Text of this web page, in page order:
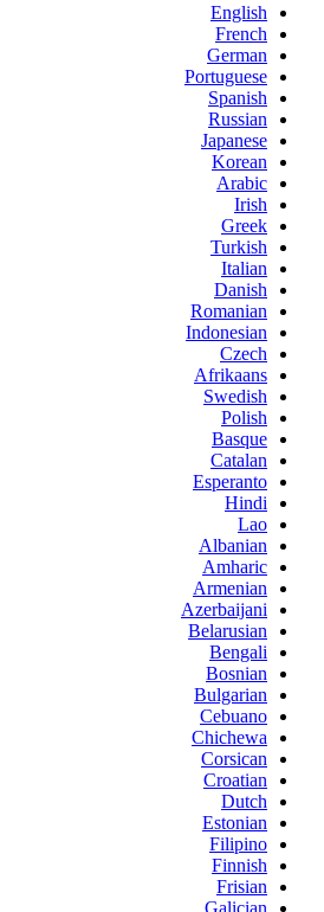
English
French
German
Portuguese
Spanish
Russian
Japanese
Korean
Arabic
Irish
Greek
Turkish
Italian
Danish
Romanian
Indonesian
Czech
Afrikaans
Swedish
Polish
Basque
Catalan
Esperanto
Hindi
Lao
Albanian
Amharic
Armenian
Azerbaijani
Belarusian
Bengali
Bosnian
Bulgarian
Cebuano
Chichewa
Corsican
Croatian
Dutch
Estonian
Filipino
Finnish
Frisian
Galician